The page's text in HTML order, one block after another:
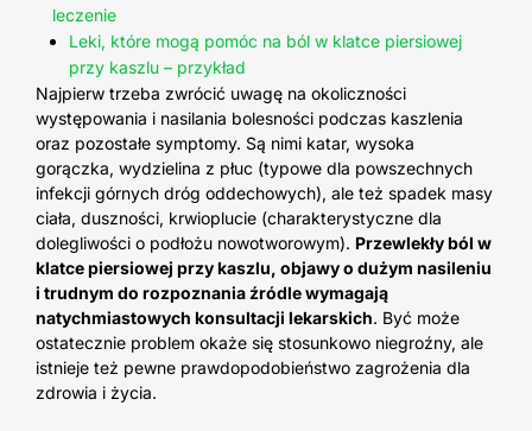
leczenie
Leki, które mogą pomóc na ból w klatce piersiowej
przy kaszlu – przykład
Najpierw trzeba zwrócić uwagę na okoliczności
występowania i nasilania bolesności podczas kaszlenia
oraz pozostałe symptomy. Są nimi katar, wysoka
gorączka, wydzielina z płuc (typowe dla powszechnych
infekcji górnych dróg oddechowych), ale też spadek masy
ciała, duszności, krwioplucie (charakterystyczne dla
dolegliwości o podłożu nowotworowym). Przewlekły ból w
klatce piersiowej przy kaszlu, objawy o dużym nasileniu
i trudnym do rozpoznania źródle wymagają
natychmiastowych konsultacji lekarskich. Być może
ostatecznie problem okaże się stosunkowo niegroźny, ale
istnieje też pewne prawdopodobieństwo zagrożenia dla
zdrowia i życia.